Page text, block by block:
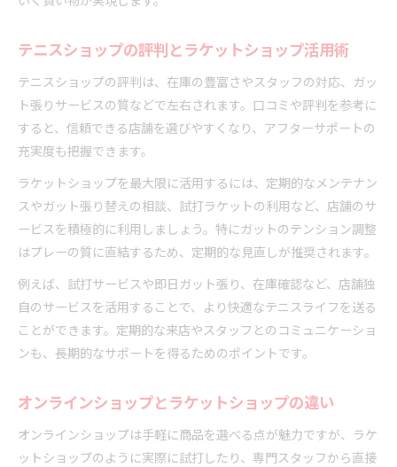
テニスショップの評判とラケットショップ活用術
テニスショップの評判は、在庫の豊富さやスタッフの対応、ガッ
ト張りサービスの質などで左右されます。口コミや評判を参考に
すると、信頼できる店舗を選びやすくなり、アフターサポートの
充実度も把握できます。
ラケットショップを最大限に活用するには、定期的なメンテナン
スやガット張り替えの相談、試打ラケットの利用など、店舗のサ
ービスを積極的に利用しましょう。特にガットのテンション調整
はプレーの質に直結するため、定期的な見直しが推奨されます。
例えば、試打サービスや即日ガット張り、在庫確認など、店舗独
自のサービスを活用することで、より快適なテニスライフを送る
ことができます。定期的な来店やスタッフとのコミュニケーショ
ンも、長期的なサポートを得るためのポイントです。
オンラインショップとラケットショップの違い
オンラインショップは手軽に商品を選べる点が魅力ですが、ラケ
ットショップのように実際に試打したり、専門スタッフから直接